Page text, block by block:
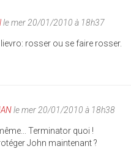
le mer 20/01/2010 à 18h37
lievro: rosser ou se faire rosser.
le mer 20/01/2010 à 18h38
Terminator quoi !
John maintenant ?